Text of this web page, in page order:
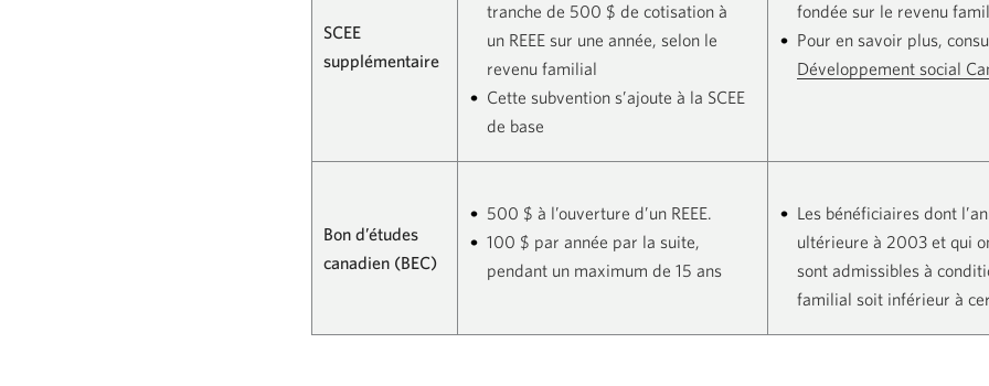
SCEE
supplémentaire
tranche de 500 $ de cotisation à
un REEE sur une année, selon le
revenu familial
Cette subvention s’ajoute à la SCEE
de base
fondée sur le revenu
Pour en savoir plus,
Développement social
Bon d’études
canadien (BEC)
500 $ à l’ouverture d’un REEE.
100 $ par année par la suite,
pendant un maximum de 15 ans
Les bénéficiaires dont
ultérieure à 2003 et qui
sont admissibles à
familial soit inférieur à